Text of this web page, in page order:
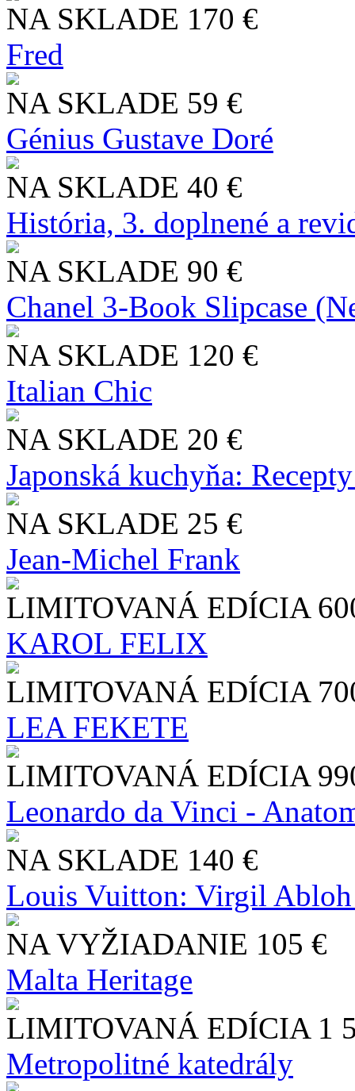
NA SKLADE 170 €
Fred
NA SKLADE 59 €
Génius Gustave Doré
NA SKLADE 40 €
História, 3. doplnené a
NA SKLADE 90 €
Chanel 3-Book Slipcase
NA SKLADE 120 €
Italian Chic
NA SKLADE 20 €
Japonská kuchyňa:
NA SKLADE 25 €
Jean-Michel Frank
LIMITOVANÁ EDÍCIA
KAROL FELIX
LIMITOVANÁ EDÍCIA
LEA FEKETE
LIMITOVANÁ EDÍCIA
Leonardo da Vinci -
NA SKLADE 140 €
Louis Vuitton: Virgil
NA VYŽIADANIE 105 €
Malta Heritage
LIMITOVANÁ EDÍCIA 1
Metropolitné katedrály